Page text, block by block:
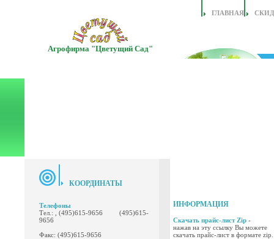
Агрофирма "Цветущий Сад"
ГЛАВНАЯ
КООРДИНАТЫ
Телефоны
Тел.: , (495)615-9656 (495)615-
9656
Факс: (495)615-9656
ИНФОРМАЦИЯ
Скачать прайс-лист Zip -
нажав на эту ссылку Вы можете
скачать прайс-лист в формате zip.